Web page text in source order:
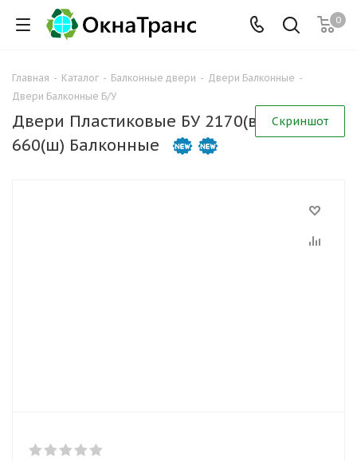
0
Главная - Каталог - Балконные двери - Двери Балконные -
Двери Балконные Б/У
Скриншот
Двери Пластиковые БУ 2170(в) х
660(ш) Балконные